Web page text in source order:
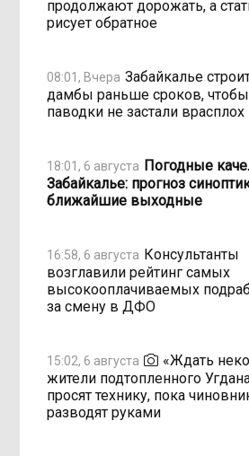
продолжают дорожать, а
рисует обратное
08:01, Вчера Забайкалье
дамбы раньше сроков, чтобы
паводки не застали врасплох
18:01, 6 августа Погодные
Забайкалье: прогноз
ближайшие выходные
16:58, 6 августа Консультанты
возглавили рейтинг самых
высокооплачиваемых
за смену в ДФО
15:02, 6 августа
«Ждать
жители подтопленного
просят технику, пока
разводят руками